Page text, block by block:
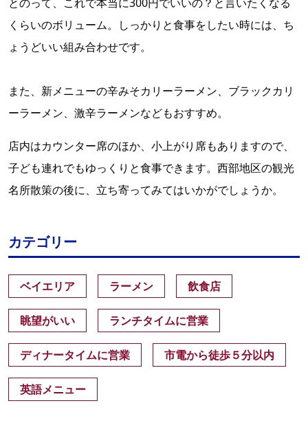
くらいのボリューム。しっかりと食事をしたい時には、ち
ょうどいい組み合わせです。
また、 新メニューの辛みそカリーラーメン、ブラックカリ
ーラーメン、激辛ラーメンなどもおすすめ。
店内はカウンター席のほか、小上がり席もありますので、
子ども連れでもゆっくりと食事できます。西部地区の観光
名所散策の後に、立ち寄ってみてはいかがでしょうか。
カテゴリー
ベイエリア ラーメン 飲食店
眺望がいい ランチタイムに営業
ディナータイムに営業 市電から徒歩５分以内
英語メニュー